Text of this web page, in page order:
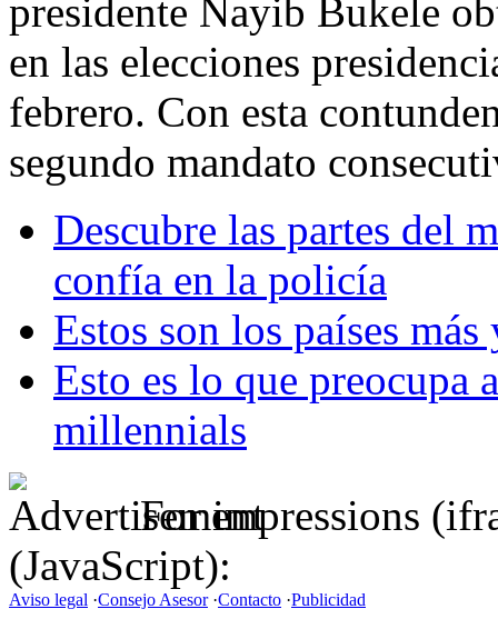
presidente Nayib Bukele
en las elecciones
febrero. Con esta
segundo mandato
Descubre las partes del
confía en la policía
Estos son los países
Esto es lo que preocupa
millennials
For impressions
(JavaScript):
Aviso legal ·Consejo Asesor·Contacto ·Publicidad